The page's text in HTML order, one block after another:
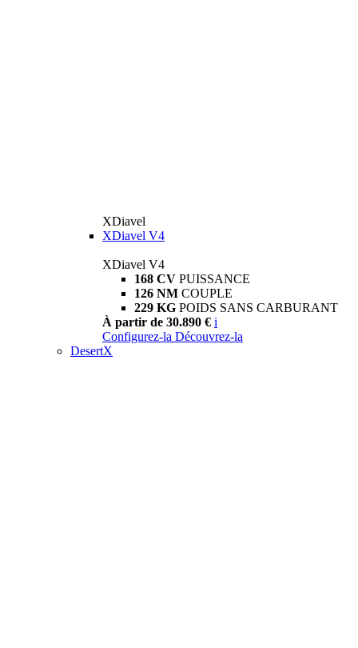
XDiavel
XDiavel V4
XDiavel V4
168 CV PUISSANCE
126 NM COUPLE
229 KG POIDS SANS CARBURANT
À partir de 30.890 € i
Configurez-la Découvrez-la
DesertX